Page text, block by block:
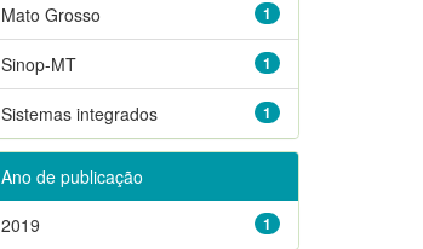
1
Mato Grosso
1
Sinop-MT
1
Sistemas integrados
Ano de publicação
1
2019